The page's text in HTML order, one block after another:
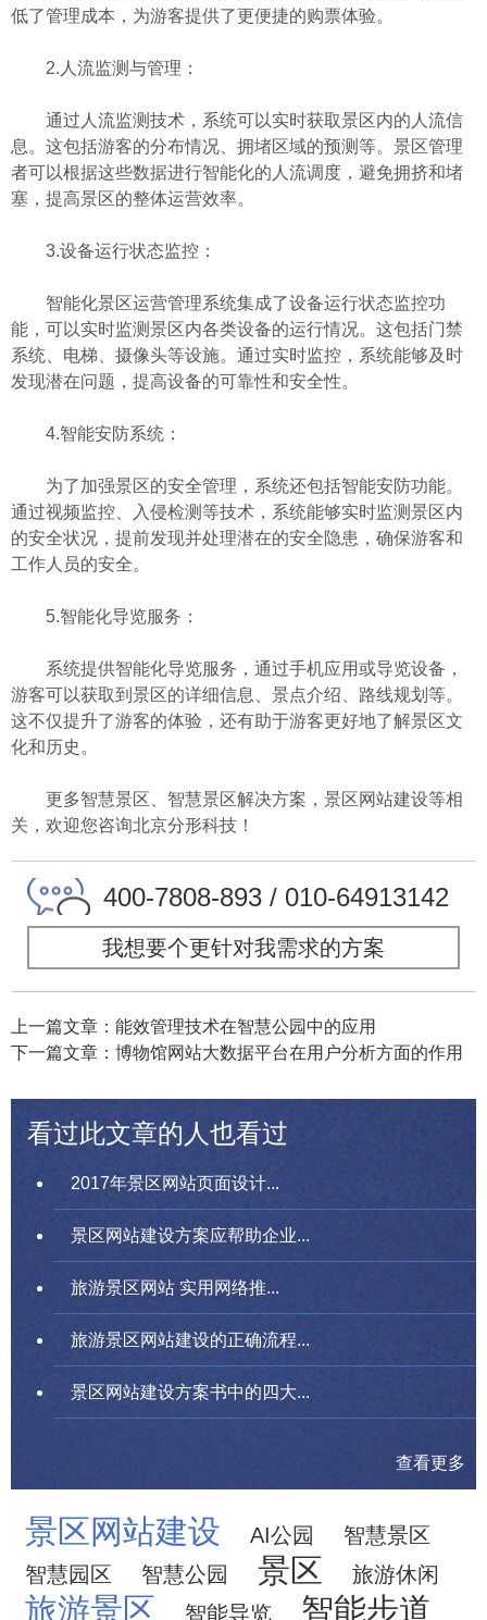
低了管理成本，为游客提供了更便捷的购票体验。
2.人流监测与管理：
通过人流监测技术，系统可以实时获取景区内的人流信
息。这包括游客的分布情况、拥堵区域的预测等。景区管理
者可以根据这些数据进行智能化的人流调度，避免拥挤和堵
塞，提高景区的整体运营效率。
3.设备运行状态监控：
智能化景区运营管理系统集成了设备运行状态监控功
能，可以实时监测景区内各类设备的运行情况。这包括门禁
系统、电梯、摄像头等设施。通过实时监控，系统能够及时
发现潜在问题，提高设备的可靠性和安全性。
4.智能安防系统：
为了加强景区的安全管理，系统还包括智能安防功能。
通过视频监控、入侵检测等技术，系统能够实时监测景区内
的安全状况，提前发现并处理潜在的安全隐患，确保游客和
工作人员的安全。
5.智能化导览服务：
系统提供智能化导览服务，通过手机应用或导览设备，
游客可以获取到景区的详细信息、景点介绍、路线规划等。
这不仅提升了游客的体验，还有助于游客更好地了解景区文
化和历史。
更多智慧景区、智慧景区解决方案，景区网站建设等相
关，欢迎您咨询北京分形科技！
400-7808-893 / 010-64913142
我想要个更针对我需求的方案
上一篇文章：能效管理技术在智慧公园中的应用
下一篇文章：博物馆网站大数据平台在用户分析方面的作用
看过此文章的人也看过
2017年景区网站页面设计...
景区网站建设方案应帮助企业...
旅游景区网站 实用网络推...
旅游景区网站建设的正确流程...
景区网站建设方案书中的四大...
查看更多
景区网站建设 AI公园
智慧景区
智慧园区
智慧公园 景区 旅游休闲
旅游景区 智能导览 智能步道